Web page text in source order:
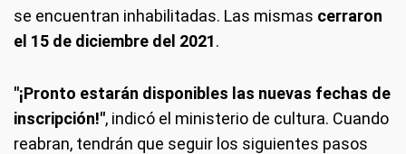
se encuentran inhabilitadas. Las mismas cerraron
el 15 de diciembre del 2021.
"¡Pronto estarán disponibles las nuevas fechas de
inscripción!", indicó el ministerio de cultura. Cuando
reabran, tendrán que seguir los siguientes pasos